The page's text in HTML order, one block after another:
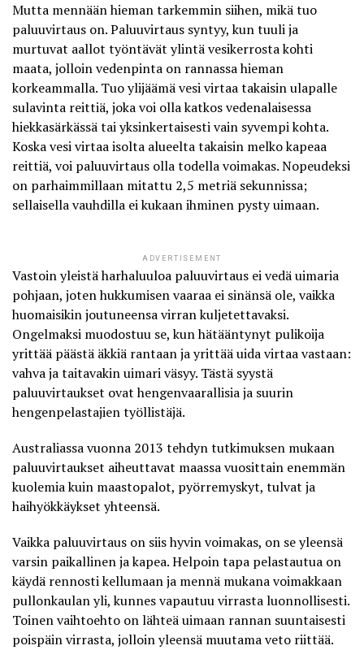
Mutta mennään hieman tarkemmin siihen, mikä tuo
paluuvirtaus on. Paluuvirtaus syntyy, kun tuuli ja
murtuvat aallot työntävät ylintä vesikerrosta kohti
maata, jolloin vedenpinta on rannassa hieman
korkeammalla. Tuo ylijäämä vesi virtaa takaisin ulapalle
sulavinta reittiä, joka voi olla katkos vedenalaisessa
hiekkasärkässä tai yksinkertaisesti vain syvempi kohta.
Koska vesi virtaa isolta alueelta takaisin melko kapeaa
reittiä, voi paluuvirtaus olla todella voimakas. Nopeudeksi
on parhaimmillaan mitattu 2,5 metriä sekunnissa;
sellaisella vauhdilla ei kukaan ihminen pysty uimaan.
ADVERTISEMENT
Vastoin yleistä harhaluuloa paluuvirtaus ei vedä uimaria
pohjaan, joten hukkumisen vaaraa ei sinänsä ole, vaikka
huomaisikin joutuneensa virran kuljetettavaksi.
Ongelmaksi muodostuu se, kun hätääntynyt pulikoija
yrittää päästä äkkiä rantaan ja yrittää uida virtaa vastaan:
vahva ja taitavakin uimari väsyy. Tästä syystä
paluuvirtaukset ovat hengenvaarallisia ja suurin
hengenpelastajien työllistäjä.
Australiassa vuonna 2013 tehdyntutkimuksen mukaan
paluuvirtaukset aiheuttavat maassa vuosittain enemmän
kuolemia kuin maastopalot, pyörremyskyt, tulvat ja
haihyökkäykset yhteensä.
Vaikka paluuvirtaus on siis hyvin voimakas, on se yleensä
varsin paikallinen ja kapea. Helpoin tapa pelastautua on
käydä rennosti kellumaan ja mennä mukana voimakkaan
pullonkaulan yli, kunnes vapautuu virrasta luonnollisesti.
Toinen vaihtoehto on lähteä uimaan rannan suuntaisesti
poispäin virrasta, jolloin yleensä muutama veto riittää.